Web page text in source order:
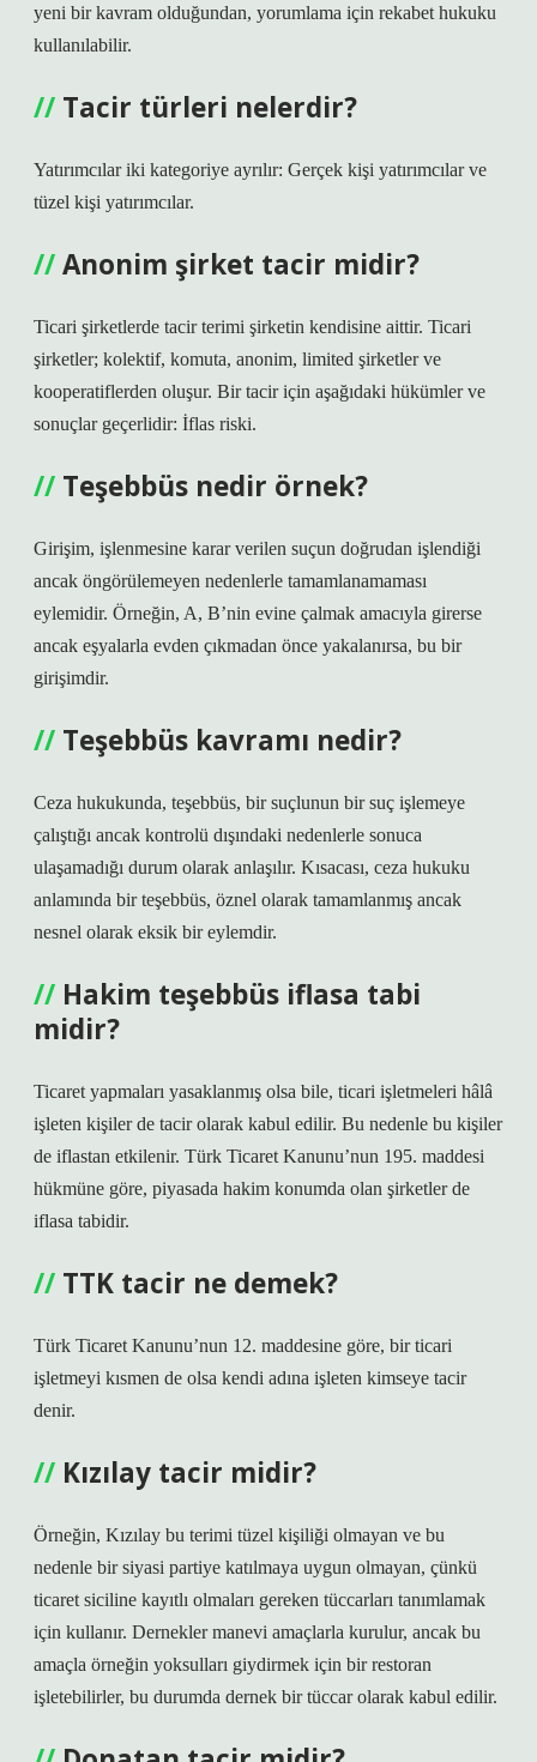
yeni bir kavram olduğundan, yorumlama için rekabet hukuku
kullanılabilir.
Tacir türleri nelerdir?
Yatırımcılar iki kategoriye ayrılır: Gerçek kişi yatırımcılar ve
tüzel kişi yatırımcılar.
Anonim şirket tacir midir?
Ticari şirketlerde tacir terimi şirketin kendisine aittir. Ticari
şirketler; kolektif, komuta, anonim, limited şirketler ve
kooperatiflerden oluşur. Bir tacir için aşağıdaki hükümler ve
sonuçlar geçerlidir: İflas riski.
Teşebbüs nedir örnek?
Girişim, işlenmesine karar verilen suçun doğrudan işlendiği
ancak öngörülemeyen nedenlerle tamamlanamaması
eylemidir. Örneğin, A, B’nin evine çalmak amacıyla girerse
ancak eşyalarla evden çıkmadan önce yakalanırsa, bu bir
girişimdir.
Teşebbüs kavramı nedir?
Ceza hukukunda, teşebbüs, bir suçlunun bir suç işlemeye
çalıştığı ancak kontrolü dışındaki nedenlerle sonuca
ulaşamadığı durum olarak anlaşılır. Kısacası, ceza hukuku
anlamında bir teşebbüs, öznel olarak tamamlanmış ancak
nesnel olarak eksik bir eylemdir.
Hakim teşebbüs iflasa tabi
midir?
Ticaret yapmaları yasaklanmış olsa bile, ticari işletmeleri hâlâ
işleten kişiler de tacir olarak kabul edilir. Bu nedenle bu kişiler
de iflastan etkilenir. Türk Ticaret Kanunu’nun 195. maddesi
hükmüne göre, piyasada hakim konumda olan şirketler de
iflasa tabidir.
TTK tacir ne demek?
Türk Ticaret Kanunu’nun 12. maddesine göre, bir ticari
işletmeyi kısmen de olsa kendi adına işleten kimseye tacir
denir.
Kızılay tacir midir?
Örneğin, Kızılay bu terimi tüzel kişiliği olmayan ve bu
nedenle bir siyasi partiye katılmaya uygun olmayan, çünkü
ticaret siciline kayıtlı olmaları gereken tüccarları tanımlamak
için kullanır. Dernekler manevi amaçlarla kurulur, ancak bu
amaçla örneğin yoksulları giydirmek için bir restoran
işletebilirler, bu durumda dernek bir tüccar olarak kabul edilir.